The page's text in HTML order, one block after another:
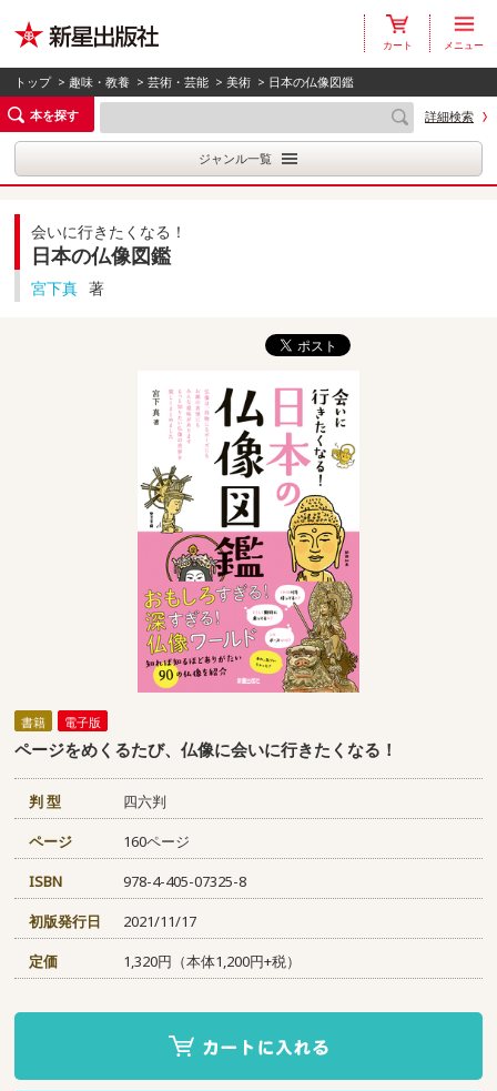
カート メニュー
トップ >趣味・教養 >芸術・芸能 >美術 > 日本の仏像図鑑
本を探す
詳細検索
ジャンル一覧
会いに行きたくなる！
日本の仏像図鑑
宮下真 著
書籍 電子版
ページをめくるたび、仏像に会いに行きたくなる！
判 型
四六判
ページ
160ページ
ISBN
978-4-405-07325-8
初版発行日
2021/11/17
定価
1,320円（本体1,200円+税）